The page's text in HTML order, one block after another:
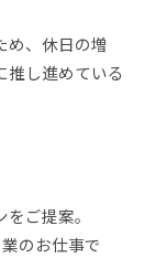
め、休日の増
推し進めている
ご提案。
のお仕事で